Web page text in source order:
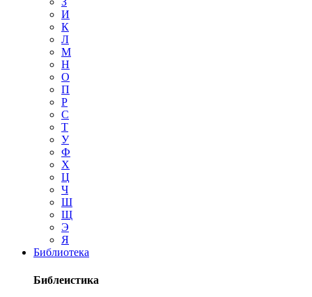
И
К
Л
М
Н
О
П
Р
С
Т
У
Ф
Х
Ц
Ч
Ш
Щ
Э
Я
Библиотека
Библеистика